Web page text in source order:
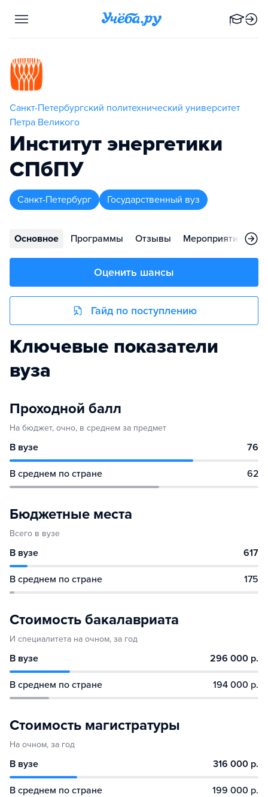
Санкт-Петербургский политехнический университет
Петра Великого
Институт энергетики
СПбПУ
Санкт-Петербург Государственный вуз
Основное Программы Отзывы Мероприятия
Оценить шансы
Гайд по поступлению
Ключевые показатели
вуза
Проходной балл
На бюджет, очно, в среднем за предмет
В вузе 76
В среднем по стране 62
Бюджетные места
Всего в вузе
В вузе 617
В среднем по стране 175
Стоимость бакалавриата
И специалитета на очном, за год
В вузе 296 000 р.
В среднем по стране 194 000 р.
Стоимость магистратуры
На очном, за год
В вузе 316 000 р.
В среднем по стране 199 000 р.